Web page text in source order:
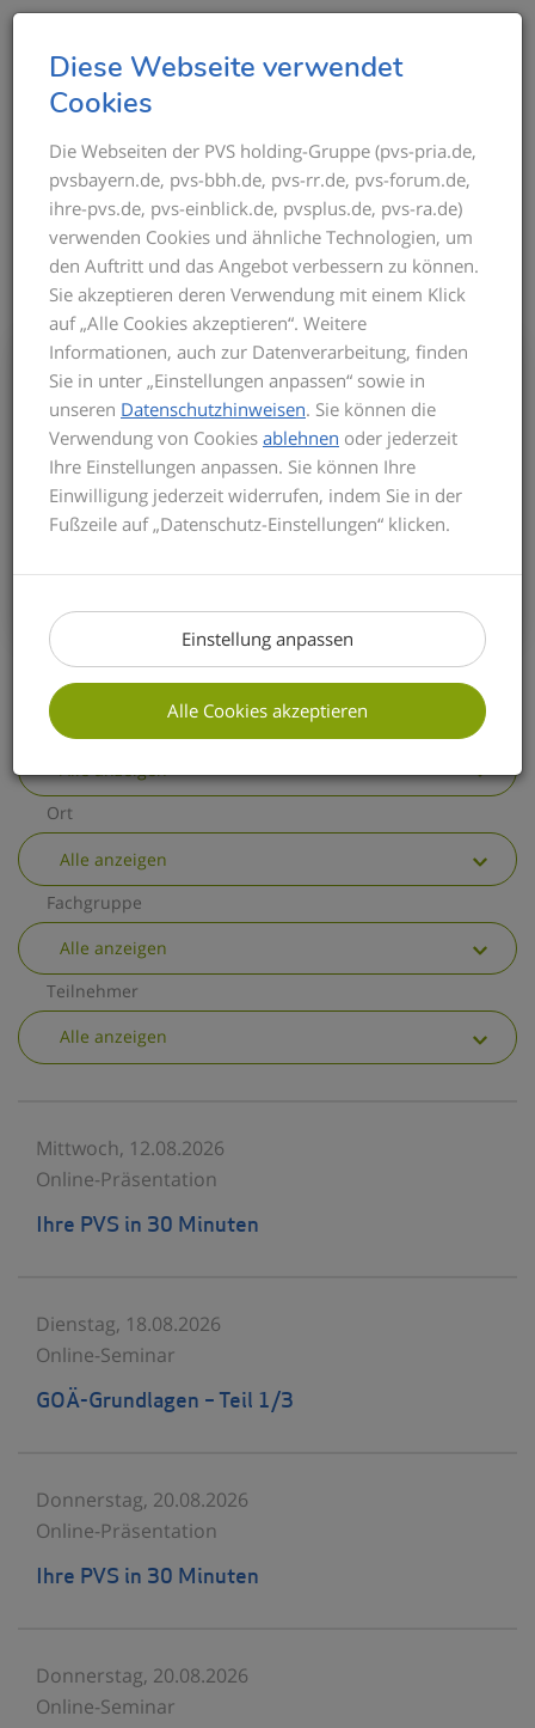
Diese Webseite verwendet
Cookies
Die Webseiten der PVS holding-Gruppe (pvs-pria.de,
pvsbayern.de, pvs-bbh.de, pvs-rr.de, pvs-forum.de,
ihre-pvs.de, pvs-einblick.de, pvsplus.de, pvs-ra.de)
verwenden Cookies und ähnliche Technologien, um
den Auftritt und das Angebot verbessern zu können.
Sie akzeptieren deren Verwendung mit einem Klick
auf „Alle Cookies akzeptieren“. Weitere
Informationen, auch zur Datenverarbeitung, finden
Sie in unter „Einstellungen anpassen“ sowie in
unseren Datenschutzhinweisen. Sie können die
Verwendung von Cookies ablehnen oder jederzeit
Ihre Einstellungen anpassen. Sie können Ihre
Einwilligung jederzeit widerrufen, indem Sie in der
Fußzeile auf „Datenschutz-Einstellungen“ klicken.
Einstellung anpassen
Alle Cookies akzeptieren
THEMEN IM ÜBERBLICK
Bis zum Inkrafttreten der neuen GOÄ gilt
für die Privatabrechnung die aktuelle
GOÄ-Fassung. Auf dieser basieren die
Seminarinhalte. Zu Beginn des Seminars
informieren wir Sie über den derzeitigen
Stand der neuen GOÄ. Zusätzlich
erhalten Sie einen kurzen Überblick über
Thema
Alle anzeigen
Ort
Alle anzeigen
Fachgruppe
Alle anzeigen
Teilnehmer
Alle anzeigen
Mittwoch, 12.08.2026
Online-Präsentation
Ihre PVS in 30 Minuten
Dienstag, 18.08.2026
Online-Seminar
GOÄ-Grundlagen – Teil 1/3
Donnerstag, 20.08.2026
Online-Präsentation
Ihre PVS in 30 Minuten
Donnerstag, 20.08.2026
Online-Seminar